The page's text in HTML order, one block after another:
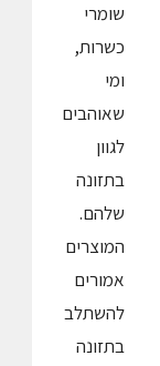
שומרי
כשרות,
ומי
שאוהבים
לגוון
בתזונה
שלהם.
המוצרים
אמורים
להשתלב
בתזונה